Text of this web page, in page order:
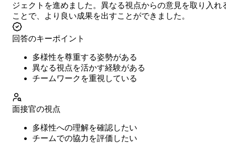
ジェクトを進めました。異なる視点からの意見を取り入れ
ことで、より良い成果を出すことができました。
回答のキーポイント
多様性を尊重する姿勢がある
異なる視点を活かす経験がある
チームワークを重視している
面接官の視点
多様性への理解を確認したい
チームでの協力を評価したい